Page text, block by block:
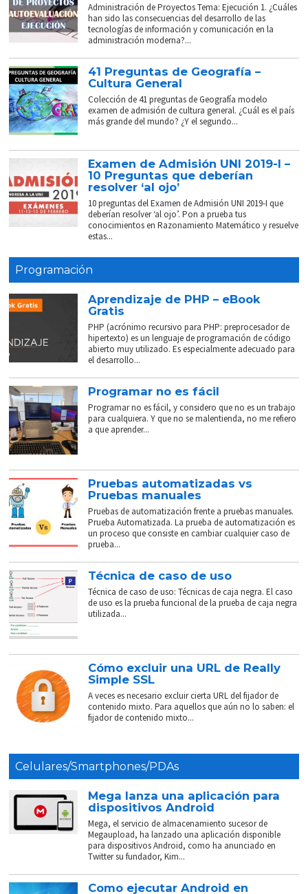
Administración de Proyectos Tema: Ejecución 1. ¿Cuáles
han sido las consecuencias del desarrollo de las
tecnologías de información y comunicación en la
administración moderna?...
41 Preguntas de Geografía –
Cultura General
Colección de 41 preguntas de Geografía modelo
examen de admisión de cultura general. ¿Cuál es el país
más grande del mundo? ¿Y el segundo...
Examen de Admisión UNI 2019-I –
10 Preguntas que deberían
resolver ‘al ojo’
10 preguntas del Examen de Admisión UNI 2019-I que
deberían resolver ‘al ojo’. Pon a prueba tus
conocimientos en Razonamiento Matemático y resuelve
estas...
Programación
Aprendizaje de PHP – eBook
Gratis
PHP (acrónimo recursivo para PHP: preprocesador de
hipertexto) es un lenguaje de programación de código
abierto muy utilizado. Es especialmente adecuado para
el desarrollo...
Programar no es fácil
Programar no es fácil, y considero que no es un trabajo
para cualquiera. Y que no se malentienda, no me refiero
a que aprender...
Pruebas automatizadas vs
Pruebas manuales
Pruebas de automatización frente a pruebas manuales.
Prueba Automatizada. La prueba de automatización es
un proceso que consiste en cambiar cualquier caso de
prueba...
Técnica de caso de uso
Técnica de caso de uso: Técnicas de caja negra. El caso
de uso es la prueba funcional de la prueba de caja negra
utilizada...
Cómo excluir una URL de Really
Simple SSL
A veces es necesario excluir cierta URL del fijador de
contenido mixto. Para aquellos que aún no lo saben: el
fijador de contenido mixto...
Celulares/Smartphones/PDAs
Mega lanza una aplicación para
dispositivos Android
Mega, el servicio de almacenamiento sucesor de
Megaupload, ha lanzado una aplicación disponible
para dispositivos Android, como ha anunciado en
Twitter su fundador, Kim...
Como ejecutar Android en